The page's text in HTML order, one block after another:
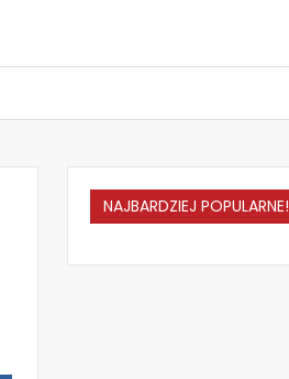
NAJBARDZIEJ POPULARNE!